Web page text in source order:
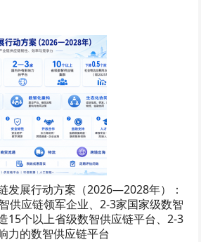
发展行动方案（2026—2028年）：
供应链领军企业、2-3家国家级数智
15个以上省级数智供应链平台、2-3
力的数智供应链平台